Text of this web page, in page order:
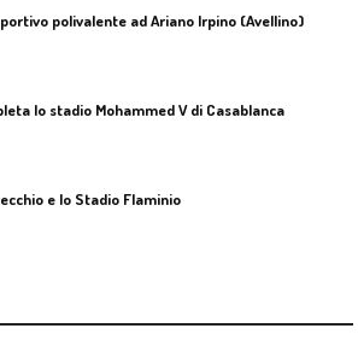
polivalente ad Ariano Irpino (Avellino)
lo stadio Mohammed V di Casablanca
e lo Stadio Flaminio